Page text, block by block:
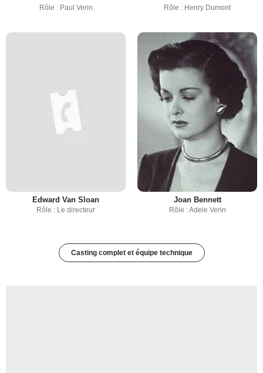
Rôle : Paul Verin Rôle : Henry Dumont
Edward Van Sloan
Rôle : Le directeur
Joan Bennett
Rôle : Adele Verin
Casting complet et équipe technique